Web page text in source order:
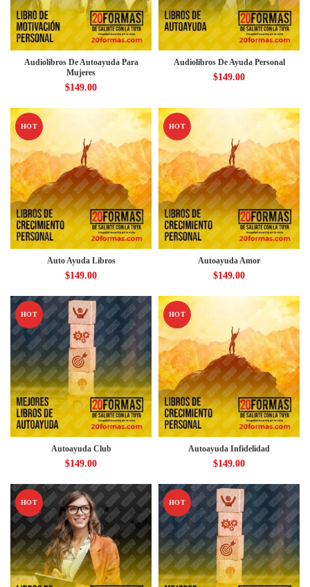
Audiolibros De Autoayuda Para
Mujeres
$149.00
Audiolibros De Ayuda Personal
$149.00
HOT
Auto Ayuda Libros
$149.00
HOT
Autoayuda Amor
$149.00
HOT
Autoayuda Club
$149.00
HOT
Autoayuda Infidelidad
$149.00
HOT HOT